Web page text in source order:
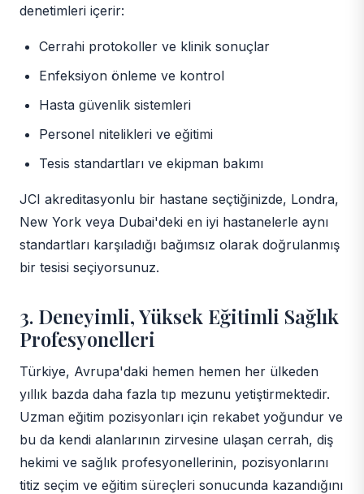
denetimleri içerir:
Cerrahi protokoller ve klinik sonuçlar
Enfeksiyon önleme ve kontrol
Hasta güvenlik sistemleri
Personel nitelikleri ve eğitimi
Tesis standartları ve ekipman bakımı
JCI akreditasyonlu bir hastane seçtiğinizde, Londra,
New York veya Dubai'deki en iyi hastanelerle aynı
standartları karşıladığı bağımsız olarak doğrulanmış
bir tesisi seçiyorsunuz.
3. Deneyimli, Yüksek Eğitimli Sağlık
Profesyonelleri
Türkiye, Avrupa'daki hemen hemen her ülkeden
yıllık bazda daha fazla tıp mezunu yetiştirmektedir.
Uzman eğitim pozisyonları için rekabet yoğundur ve
bu da kendi alanlarının zirvesine ulaşan cerrah, diş
hekimi ve sağlık profesyonellerinin, pozisyonlarını
titiz seçim ve eğitim süreçleri sonucunda kazandığını